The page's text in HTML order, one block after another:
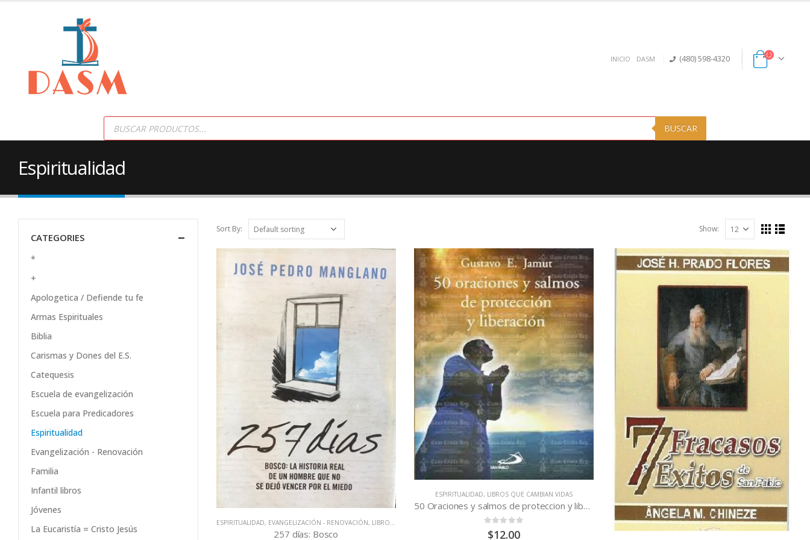
INICIO DASM (480) 598-4320
Products
search BUSCAR
Espiritualidad
Sort By: Show:
ESPIRITUALIDAD, EVANGELIZACIÓN - RENOVACIÓN, LIBROS QUE CAMBIAN VIDAS
257 días: Bosco
ESPIRITUALIDAD, LIBROS QUE CAMBIAN VIDAS
50 Oraciones y salmos de proteccion y liberacion
out of 5
$12.00
CATEGORIES
*
+
Apologetica / Defiende tu fe
Armas Espirituales
Biblia
Carismas y Dones del E.S.
Catequesis
Escuela de evangelización
Escuela para Predicadores
Espiritualidad
Evangelización - Renovación
Familia
Infantil libros
Jóvenes
La Eucaristía = Cristo Jesús